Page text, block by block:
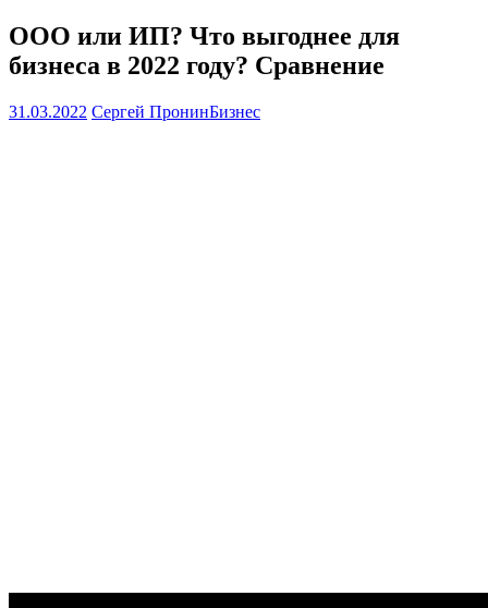
ООО или ИП? Что выгоднее для
бизнеса в 2022 году? Сравнение
31.03.2022 Сергей ПронинБизнес